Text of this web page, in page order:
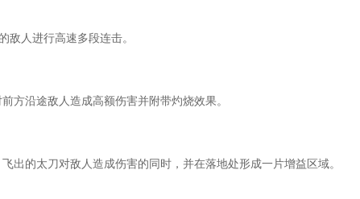
人进行高速多段连击。
沿途敌人造成高额伤害并附带灼烧效果。
的太刀对敌人造成伤害的同时，并在落地处形成一片增益区域。